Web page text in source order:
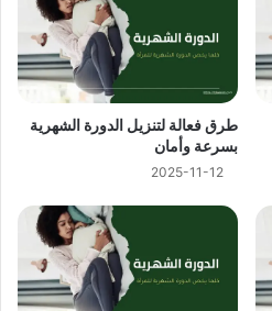
طرق فعالة لتنزيل الدورة الشهرية
بسرعة وأمان
2025-11-12